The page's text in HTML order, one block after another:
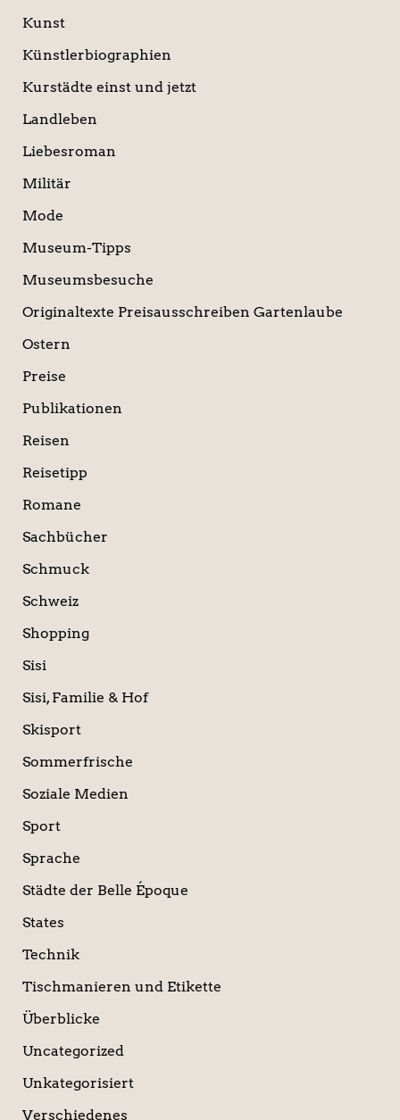
Kunst
Künstlerbiographien
Kurstädte einst und jetzt
Landleben
Liebesroman
Militär
Mode
Museum-Tipps
Museumsbesuche
Originaltexte Preisausschreiben Gartenlaube
Ostern
Preise
Publikationen
Reisen
Reisetipp
Romane
Sachbücher
Schmuck
Schweiz
Shopping
Sisi
Sisi, Familie & Hof
Skisport
Sommerfrische
Soziale Medien
Sport
Sprache
Städte der Belle Époque
States
Technik
Tischmanieren und Etikette
Überblicke
Uncategorized
Unkategorisiert
Verschiedenes